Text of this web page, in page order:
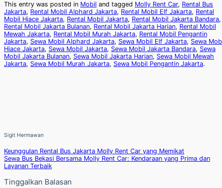
This entry was posted in Mobil and tagged Molly Rent Car, Rental Bus
Jakarta, Rental Mobil Alphard Jakarta, Rental Mobil Elf Jakarta, Rental
Mobil Hiace Jakarta, Rental Mobil Jakarta, Rental Mobil Jakarta Bandara,
Rental Mobil Jakarta Bulanan, Rental Mobil Jakarta Harian, Rental Mobil
Mewah Jakarta, Rental Mobil Murah Jakarta, Rental Mobil Pengantin
Jakarta, Sewa Mobil Alphard Jakarta, Sewa Mobil Elf Jakarta, Sewa
Hiace Jakarta, Sewa Mobil Jakarta, Sewa Mobil Jakarta Bandara, Sewa
Mobil Jakarta Bulanan, Sewa Mobil Jakarta Harian, Sewa Mobil Mewah
Jakarta, Sewa Mobil Murah Jakarta, Sewa Mobil Pengantin Jakarta.
Sigit Hermawan
Keunggulan Rental Bus Jakarta Molly Rent Car yang Memikat
Sewa Bus Bekasi Bersama Molly Rent Car: Kendaraan yang Prima dan
Layanan Terbaik
Tinggalkan Balasan